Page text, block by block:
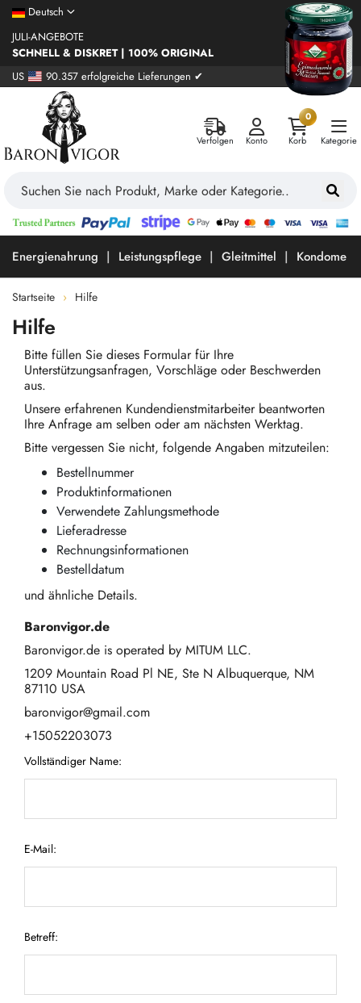
Deutsch
JULI-ANGEBOTE
SCHNELL & DISKRET | 100% ORIGINAL
US
90.357 erfolgreiche Lieferungen ✔
Verfolgen Konto
0
Korb
Kategorie
Energienahrung Leistungspflege Gleitmittel Kondome
Startseite Hilfe
Hilfe
Bitte füllen Sie dieses Formular für Ihre
Unterstützungsanfragen, Vorschläge oder Beschwerden
aus.
Unsere erfahrenen Kundendienstmitarbeiter beantworten
Ihre Anfrage am selben oder am nächsten Werktag.
Bitte vergessen Sie nicht, folgende Angaben mitzuteilen:
Bestellnummer
Produktinformationen
Verwendete Zahlungsmethode
Lieferadresse
Rechnungsinformationen
Bestelldatum
und ähnliche Details.
Baronvigor.de
Baronvigor.de is operated by MITUM LLC.
1209 Mountain Road Pl NE, Ste N Albuquerque, NM
87110 USA
baronvigor@gmail.com
+15052203073
Vollständiger Name:
E-Mail:
Betreff: